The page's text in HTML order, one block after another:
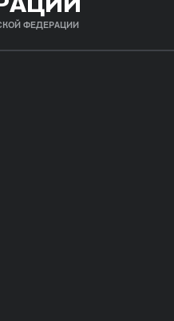
ФЕДЕРАЦИИ